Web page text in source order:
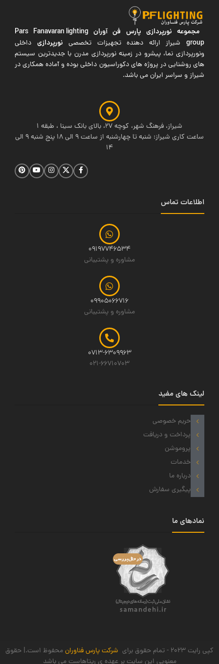
مجموعه نورپردازی پارس فن آوران Pars Fanavaran lighting
groupشیراز ارائه دهنده تجهیزات تخصصی نورپردازی داخلی
ونورپردازی نما، پیشرو در زمینه نورپردازی مدرن با جدیدترین سیستم
های روشنایی در پروژه های دکوراسیون داخلی بوده و آماده همکاری در
شیراز و سراسر ایران می باشد.
شیراز، فرهنگ شهر، کوچه 27، بالای بانک سینا ، طبقه 1
ساعت کاری شیراز: شنبه تا چهارشنبه از ساعت 9 الی 18 پنج شنبه 9 الی
14
اطلاعات تماس
09197746534
مشاوره و پشتیبانی
09905066716
مشاوره و پشتیبانی
0713-6309963
021-66710703
لینک های مفید
حریم خصوصی
پرداخت و دریافت
پروموشن
خدمات
درباره ما
پیگیری سفارش
نمادهای ما
کپی رایت 2023 - تمام حقوق برای شرکت پارس فناورانمحفوظ است.| حقوق
معنویی این سایت بر عهده ی ریتاهاست می باشد